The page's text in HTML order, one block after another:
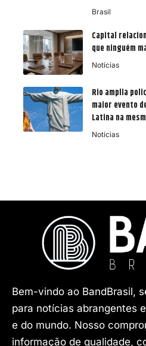
Brasil
Capital
que ninguém
Notícias
Rio amplia
maior evento
Latina na
Notícias
Bem-vindo ao BandBrasil,
para notícias abrangentes
e do mundo. Nosso
informação de qualidade,